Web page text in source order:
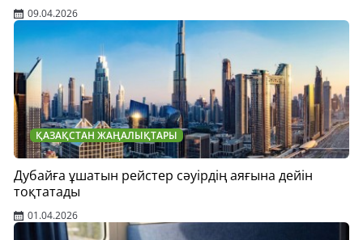
09.04.2026
ҚАЗАҚСТАН ЖАҢАЛЫҚТАРЫ
Дубайға ұшатын рейстер сәуірдің аяғына дейін
тоқтатады
01.04.2026